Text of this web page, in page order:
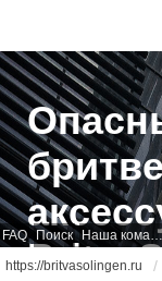
FAQ Поиск Наша команда
https://britvasolingen.ru